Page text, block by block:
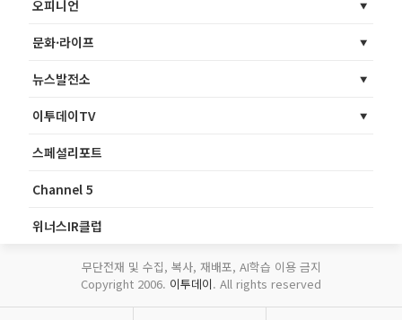
오피니언
문화·라이프
뉴스발전소
이투데이TV
스페셜리포트
Channel 5
위너스IR클럽
무단전재 및 수집, 복사, 재배포, AI학습 이용 금지
Copyright 2006. 이투데이. All rights reserved